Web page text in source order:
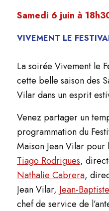
Samedi 6 juin à
VIVEMENT LE
La soirée Vivement le
cette belle saison des
Vilar dans un esprit
Venez partager un
programmation du
Maison Jean Vilar
Tiago Rodrigues,
Nathalie Cabrera,
Jean Vilar, Jean-
chef de service de